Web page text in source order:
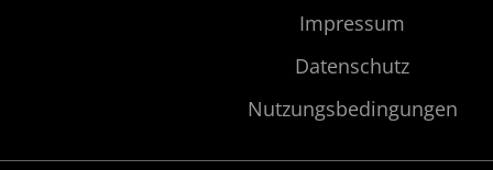
Impressum
Datenschutz
Nutzungsbedingungen